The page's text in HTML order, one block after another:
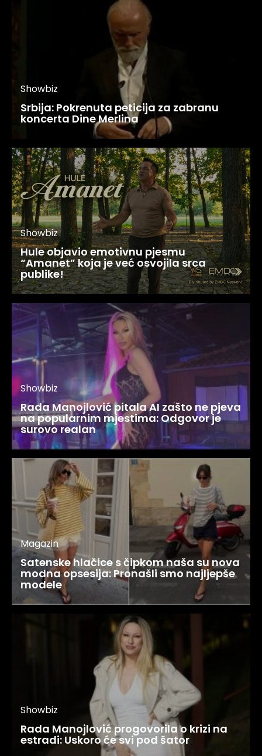
Showbiz
Srbija: Pokrenuta peticija za zabranu
koncerta Dine Merlina
Showbiz
Hule objavio emotivnu pjesmu
“Amanet” koja je već osvojila srca
publike!
Showbiz
Rada Manojlović pitala AI zašto ne pjeva
na popularnim mjestima: Odgovor je
surovo realan
Magazin
Satenske hlačice s čipkom naša su nova
modna opsesija: Pronašli smo najljepše
modele
Showbiz
Rada Manojlović progovorila o krizi na
estradi: Uskoro će svi pod šator